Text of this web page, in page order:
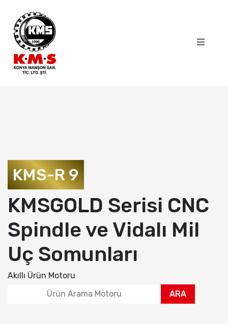
KMS-R 9
KMSGOLD Serisi CNC
Spindle ve Vidalı Mil
Uç Somunları
Akıllı Ürün Motoru
ARA